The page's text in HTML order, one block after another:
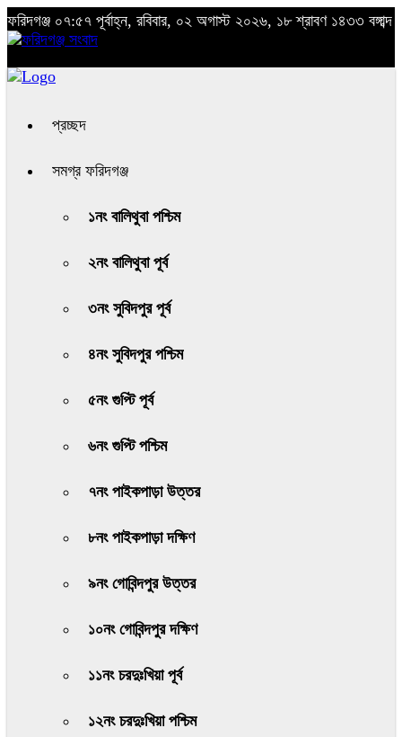
ফরিদগঞ্জ ০৭:৫৭ পূর্বাহ্ন, রবিবার, ০২ অগাস্ট ২০২৬, ১৮ শ্রাবণ ১৪৩৩ বঙ্গাব্দ
প্রচ্ছদ
সমগ্র ফরিদগঞ্জ
১নং বালিথুবা পশ্চিম
২নং বালিথুবা পূর্ব
৩নং সুবিদপুর পূর্ব
৪নং সুবিদপুর পশ্চিম
৫নং গুপ্টি পূর্ব
৬নং গুপ্টি পশ্চিম
৭নং পাইকপাড়া উত্তর
৮নং পাইকপাড়া দক্ষিণ
৯নং গোবিন্দপুর উত্তর
১০নং গোবিন্দপুর দক্ষিণ
১১নং চরদুঃখিয়া পূর্ব
১২নং চরদুঃখিয়া পশ্চিম